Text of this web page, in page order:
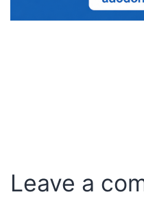
Leave a